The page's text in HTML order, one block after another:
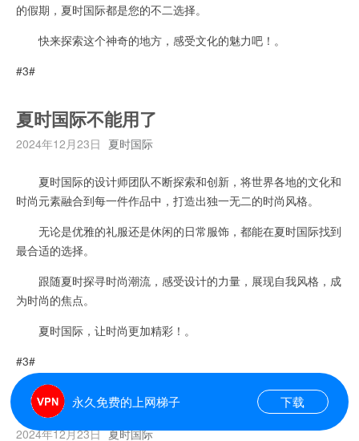
的假期，夏时国际都是您的不二选择。
快来探索这个神奇的地方，感受文化的魅力吧！。
#3#
夏时国际不能用了
2024年12月23日 夏时国际
夏时国际的设计师团队不断探索和创新，将世界各地的文化和
时尚元素融合到每一件作品中，打造出独一无二的时尚风格。
无论是优雅的礼服还是休闲的日常服饰，都能在夏时国际找到
最合适的选择。
跟随夏时探寻时尚潮流，感受设计的力量，展现自我风格，成
为时尚的焦点。
夏时国际，让时尚更加精彩！。
#3#
夏时国际2024
2024年12月23日 夏时国际
永久免费的上网梯子 下载